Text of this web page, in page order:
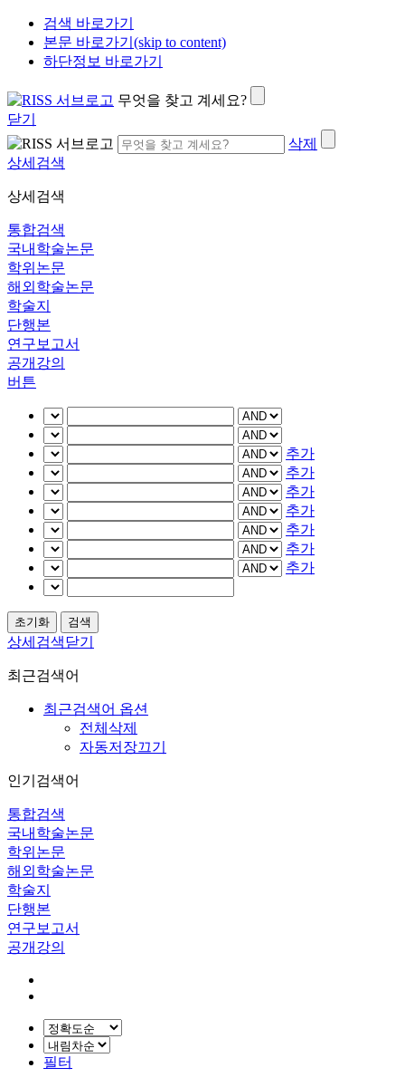
검색 바로가기
본문 바로가기(skip to content)
하단정보 바로가기
무엇을 찾고 계세요?
닫기
삭제
상세검색
상세검색
통합검색
국내학술논문
학위논문
해외학술논문
학술지
단행본
연구보고서
공개강의
버튼
추가
추가
추가
추가
추가
추가
추가
상세검색닫기
최근검색어
최근검색어 옵션
전체삭제
자동저장끄기
인기검색어
통합검색
국내학술논문
학위논문
해외학술논문
학술지
단행본
연구보고서
공개강의
필터